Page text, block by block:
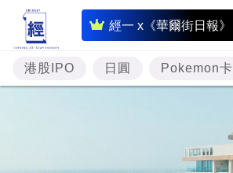
經一 x《華爾街日報》
即
時
財
經
港股IPO 日圓 Pokemon卡